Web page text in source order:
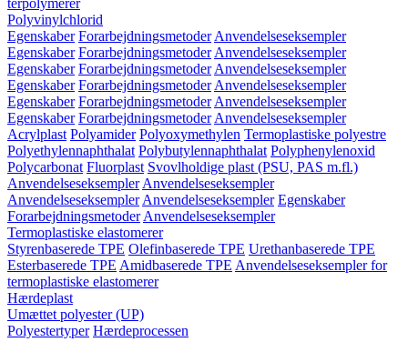
terpolymerer
Polyvinylchlorid
Egenskaber Forarbejdningsmetoder Anvendelseseksempler
Egenskaber Forarbejdningsmetoder Anvendelseseksempler
Egenskaber Forarbejdningsmetoder Anvendelseseksempler
Egenskaber Forarbejdningsmetoder Anvendelseseksempler
Egenskaber Forarbejdningsmetoder Anvendelseseksempler
Egenskaber Forarbejdningsmetoder Anvendelseseksempler
Acrylplast Polyamider Polyoxymethylen Termoplastiske polyestre
Polyethylennaphthalat Polybutylennaphthalat Polyphenylenoxid
Polycarbonat Fluorplast Svovlholdige plast (PSU, PAS m.fl.)
Anvendelseseksempler Anvendelseseksempler
Anvendelseseksempler Anvendelseseksempler Egenskaber
Forarbejdningsmetoder Anvendelseseksempler
Termoplastiske elastomerer
Styrenbaserede TPE Olefinbaserede TPE Urethanbaserede TPE
Esterbaserede TPE Amidbaserede TPE Anvendelseseksempler for
termoplastiske elastomerer
Hærdeplast
Umættet polyester (UP)
Polyestertyper Hærdeprocessen